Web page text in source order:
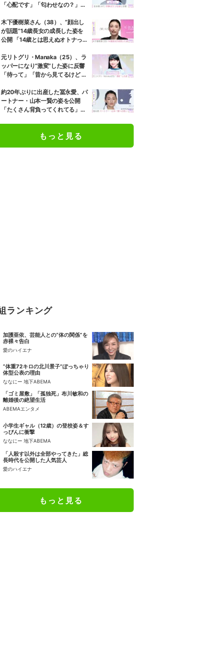
「心配です」「匂わせなの？」な
木下優樹菜さん（38）、“顔出し
が話題”14歳長女の成長した姿を
公開 「14歳とは思えぬオトナっぽ
ぎる」など反響
元リトグリ・Manaka（25）、ラ
ッパーになり“激変”した姿に反響
「待って」「昔から見てるけど 最
約20年ぶりに出産した冨永愛、パ
ートナー・山本一賢の姿を公開
「たくさん背負ってくれてる」感
もっと見る
ランキング
加護亜依、芸能人との“体の関係”を
赤裸々告白
愛のハイエナ
“体重72キロの北川景子”ぽっちゃり
体型公表の理由
ななにー 地下ABEMA
「ゴミ屋敷」「孤独死」布川敏和の
離婚後の絶望生活
ABEMAエンタメ
小学生ギャル（12歳）の登校姿＆す
っぴんに衝撃
ななにー 地下ABEMA
「人殺す以外は全部やってきた」総
長時代を公開した人気芸人
愛のハイエナ
もっと見る